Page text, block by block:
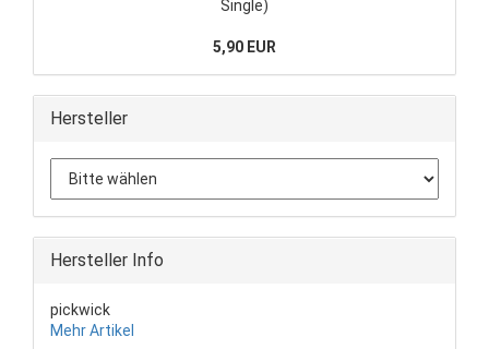
Single)
5,90 EUR
Hersteller
Hersteller Info
pickwick
Mehr Artikel